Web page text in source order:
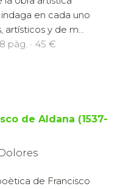
en cada uno
y de m...
pàg. · 45 €
de Aldana (1537-
de Francisco